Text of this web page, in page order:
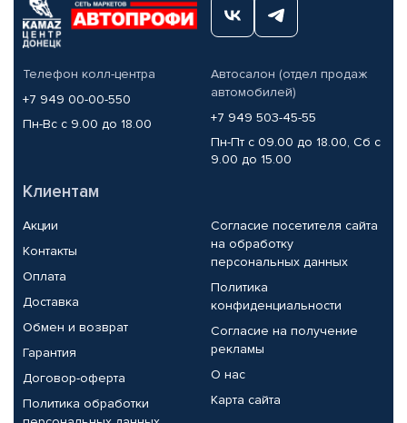
Телефон колл-центра
+7 949 00-00-550
Пн-Вс с 9.00 до 18.00
Автосалон (отдел продаж
автомобилей)
+7 949 503-45-55
Пн-Пт с 09.00 до 18.00, Сб с
9.00 до 15.00
Клиентам
Акции
Контакты
Оплата
Доставка
Обмен и возврат
Гарантия
Договор-оферта
Политика обработки
Согласие посетителя сайта
на обработку
персональных данных
Политика
конфиденциальности
Согласие на получение
рекламы
О нас
Карта сайта